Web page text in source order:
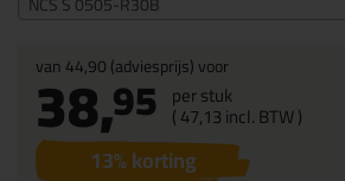
van44,90(adviesprijs) voor
38,95 per stuk
(47,13incl. BTW )
13% korting